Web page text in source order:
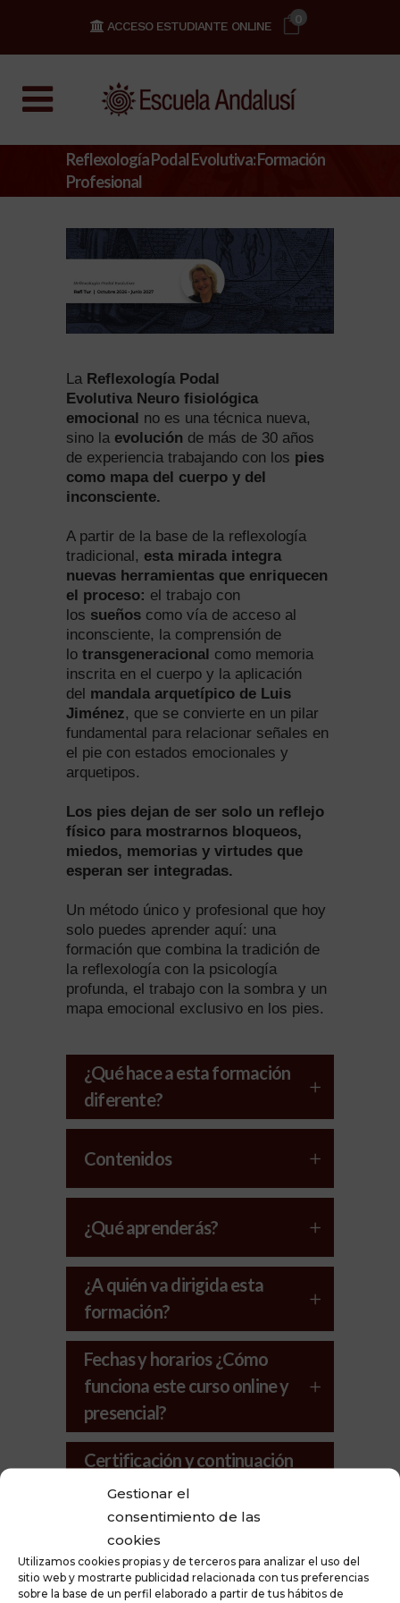
Gestionar el
consentimiento de las
cookies
Utilizamos cookies propias y de terceros para analizar el uso del
sitio web y mostrarte publicidad relacionada con tus preferencias
sobre la base de un perfil elaborado a partir de tus hábitos de
0
ACCESO ESTUDIANTE ONLINE
Reflexología Podal Evolutiva: Formación
Profesional
La Reflexología Podal
Evolutiva Neuro fisiológica
emocional no es una técnica nueva,
sino la evolución de más de 30 años
de experiencia trabajando con los pies
como mapa del cuerpo y del
inconsciente.
A partir de la base de la reflexología
tradicional, esta mirada integra
nuevas herramientas que enriquecen
el proceso: el trabajo con
los sueños como vía de acceso al
inconsciente, la comprensión de
lo transgeneracional como memoria
inscrita en el cuerpo y la aplicación
del mandala arquetípico de Luis
Jiménez, que se convierte en un pilar
fundamental para relacionar señales en
el pie con estados emocionales y
arquetipos.
Los pies dejan de ser solo un reflejo
físico para mostrarnos bloqueos,
miedos, memorias y virtudes que
esperan ser integradas.
Un método único y profesional que hoy
solo puedes aprender aquí: una
formación que combina la tradición de
la reflexología con la psicología
profunda, el trabajo con la sombra y un
mapa emocional exclusivo en los pies.
¿Qué hace a esta formación
diferente?
Contenidos
¿Qué aprenderás?
¿A quién va dirigida esta
formación?
Fechas y horarios ¿Cómo
funciona este curso online y
presencial?
Certificación y continuación
de la formación
Imparte